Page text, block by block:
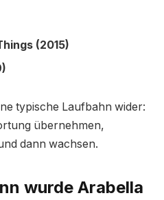
(2015)
typische Laufbahn wider:
übernehmen,
dann wachsen.
wurde Arabella